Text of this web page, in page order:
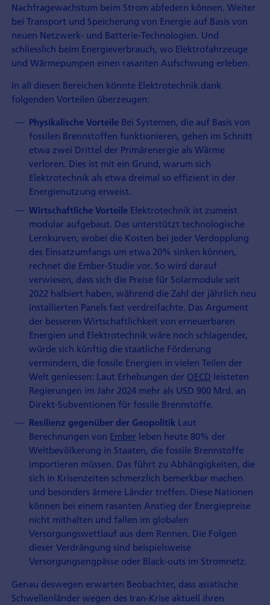
Nachfragewachstum beim Strom abfedern können. Weiter
bei Transport und Speicherung von Energie auf Basis von
neuen Netzwerk- und Batterie-Technologien. Und
schliesslich beim Energieverbrauch, wo Elektrofahrzeuge
und Wärmepumpen einen rasanten Aufschwung erleben.
In all diesen Bereichen könnte Elektrotechnik dank
folgenden Vorteilen überzeugen:
Physikalische Vorteile Bei Systemen, die auf Basis von
fossilen Brennstoffen funktionieren, gehen im Schnitt
etwa zwei Drittel der Primärenergie als Wärme
verloren. Dies ist mit ein Grund, warum sich
Elektrotechnik als etwa dreimal so effizient in der
Energienutzung erweist.
Wirtschaftliche Vorteile Elektrotechnik ist zumeist
modular aufgebaut. Das unterstützt technologische
Lernkurven, wobei die Kosten bei jeder Verdopplung
des Einsatzumfangs um etwa 20% sinken können,
rechnet die Ember-Studie vor. So wird darauf
verwiesen, dass sich die Preise für Solarmodule seit
2022 halbiert haben, während die Zahl der jährlich neu
installierten Panels fast verdreifachte. Das Argument
der besseren Wirtschaftlichkeit von erneuerbaren
Energien und Elektrotechnik wäre noch schlagender,
würde sich künftig die staatliche Förderung
vermindern, die fossile Energien in vielen Teilen der
Welt geniessen: Laut Erhebungen der OECD leisteten
Regierungen im Jahr 2024 mehr als USD 900 Mrd. an
Direkt-Subventionen für fossile Brennstoffe.
Resilienz gegenüber der Geopolitik Laut
Berechnungen von Ember leben heute 80% der
Weltbevölkerung in Staaten, die fossile Brennstoffe
importieren müssen. Das führt zu Abhängigkeiten, die
sich in Krisenzeiten schmerzlich bemerkbar machen
und besonders ärmere Länder treffen. Diese Nationen
können bei einem rasanten Anstieg der Energiepreise
nicht mithalten und fallen im globalen
Versorgungswettlauf aus dem Rennen. Die Folgen
dieser Verdrängung sind beispielsweise
Versorgungsengpässe oder Black-outs im Stromnetz.
Genau deswegen erwarten Beobachter, dass asiatische
Schwellenländer wegen des Iran-Krise aktuell ihren